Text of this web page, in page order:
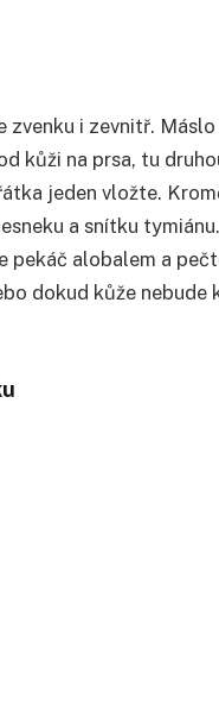
zvenku i zevnitř.
kůži na prsa, tu
jeden vložte.
a snítku
pekáč alobalem a
dokud kůže